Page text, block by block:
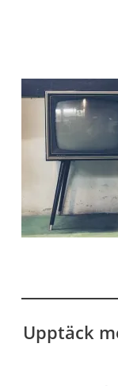
Upptäck